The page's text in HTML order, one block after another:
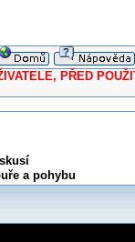
PŘED
a pohybu